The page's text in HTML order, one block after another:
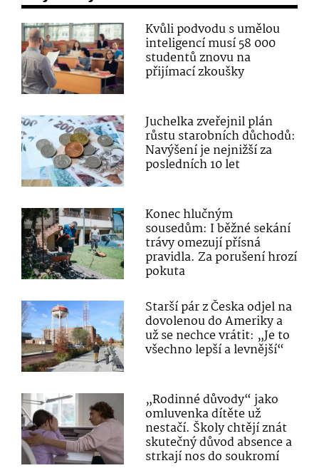
Kvůli podvodu s umělou
inteligencí musí 58 000
studentů znovu na
přijímací zkoušky
Juchelka zveřejnil plán
růstu starobních důchodů:
Navýšení je nejnižší za
posledních 10 let
Konec hlučným
sousedům: I běžné sekání
trávy omezují přísná
pravidla. Za porušení hrozí
pokuta
Starší pár z Česka odjel na
dovolenou do Ameriky a
už se nechce vrátit: „Je to
všechno lepší a levnější“
„Rodinné důvody“ jako
omluvenka dítěte už
nestačí. Školy chtějí znát
skutečný důvod absence a
strkají nos do soukromí